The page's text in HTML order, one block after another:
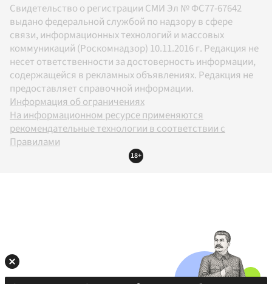
Свидетельство о регистрации СМИ Эл № ФС77-67642
выдано федеральной службой по надзору в сфере
связи, информационных технологий и массовых
коммуникаций (Роскомнадзор) 10.11.2016 г. Редакция не
несет ответственности за достоверность информации,
содержащейся в рекламных объявлениях. Редакция не
предоставляет справочной информации.
Информация об ограничениях
На информационном ресурсе применяются
рекомендательные технологии в соответствии с
Правилами
18+